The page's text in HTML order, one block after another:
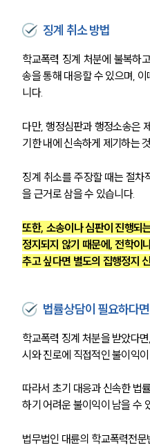
징계 취소 방법
학교폭력 징계 처분에 불복하
송을 통해 대응할 수 있으며,
니다.
다만, 행정심판과 행정소송은
기한 내에 신속하게 제기하는
징계 취소를 주장할 때는 절차
을 근거로 삼을 수 있습니다.
또한, 소송이나 심판이 진행되
정지되지 않기 때문에, 전학이
추고 싶다면 별도의 집행정지
법률상담이 필요하다
학교폭력 징계 처분을 받았다
시와 진로에 직접적인 불이익
따라서 초기 대응과 신속한 법
하기 어려운 불이익이 남을 수
법무법인 대륜의 학교폭력전